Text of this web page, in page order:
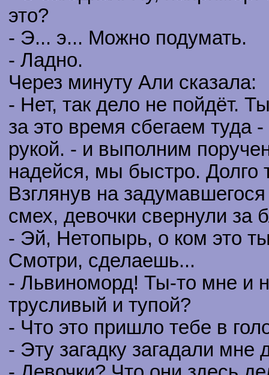
это?
- Э... э... Можно подумать.
- Ладно.
Через минуту Али сказала:
- Нет, так дело не пойдёт.
за это время сбегаем туда
рукой. - и выполним
надейся, мы быстро.
Взглянув на
смех, девочки свернули
- Эй, Нетопырь, о ком это
Смотри, сделаешь...
- Львиноморд! Ты-то мне и
трусливый и тупой?
- Что это пришло тебе в
- Эту загадку загадали мне